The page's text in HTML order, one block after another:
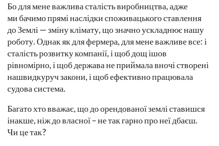
Бо для мене важлива сталість виробництва, адже
ми бачимо прямі наслідки споживацького ставлення
до Землі — зміну клімату, що значно ускладнює нашу
роботу. Однак як для фермера, для мене важливе все: і
сталість розвитку компанії, і щоб дощ ішов
рівномірно, і щоб держава не приймала вночі створені
нашвидкуруч закони, і щоб ефективно працювала
судова система.
Багато хто вважає, що до орендованої землі ставишся
інакше, ніж до власної – не так гарно про неї дбаєш.
Чи це так?